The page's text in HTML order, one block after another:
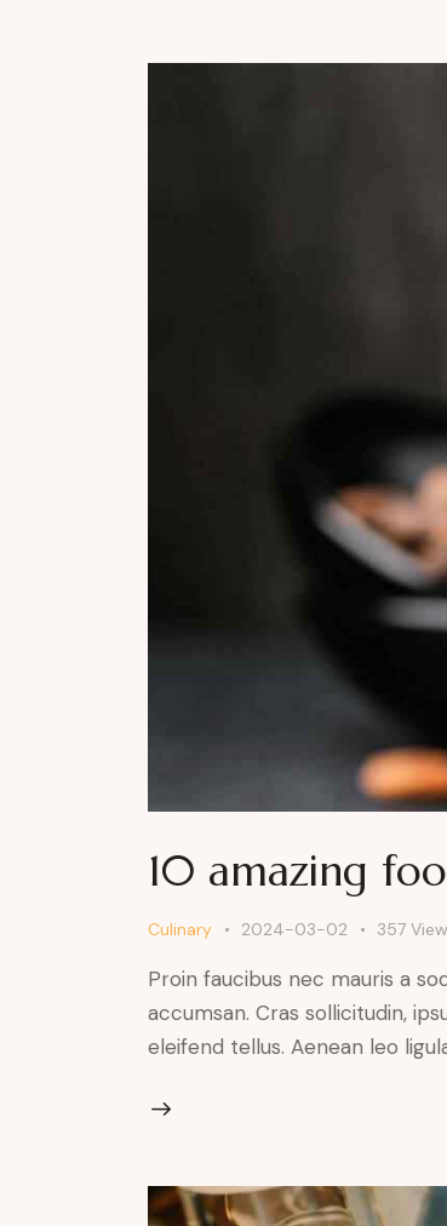
10 amazing
Culinary 2024-03-02 357
Proin faucibus nec mauris a
accumsan. Cras sollicitudin,
eleifend tellus. Aenean leo